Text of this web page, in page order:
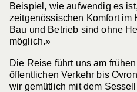
Beispiel, wie aufwendig es
zeitgenössischen Komfort im
Bau und Betrieb sind ohne
möglich.»
Die Reise führt uns am
öffentlichen Verkehr bis
wir gemütlich mit dem